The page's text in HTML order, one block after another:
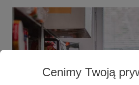
Cenimy Twoją